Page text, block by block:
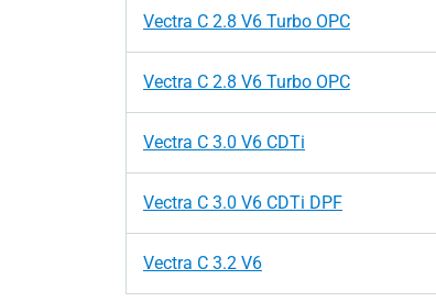
Vectra C 2.8 V6 Turbo OPC
Vectra C 2.8 V6 Turbo OPC
Vectra C 3.0 V6 CDTi
Vectra C 3.0 V6 CDTi DPF
Vectra C 3.2 V6